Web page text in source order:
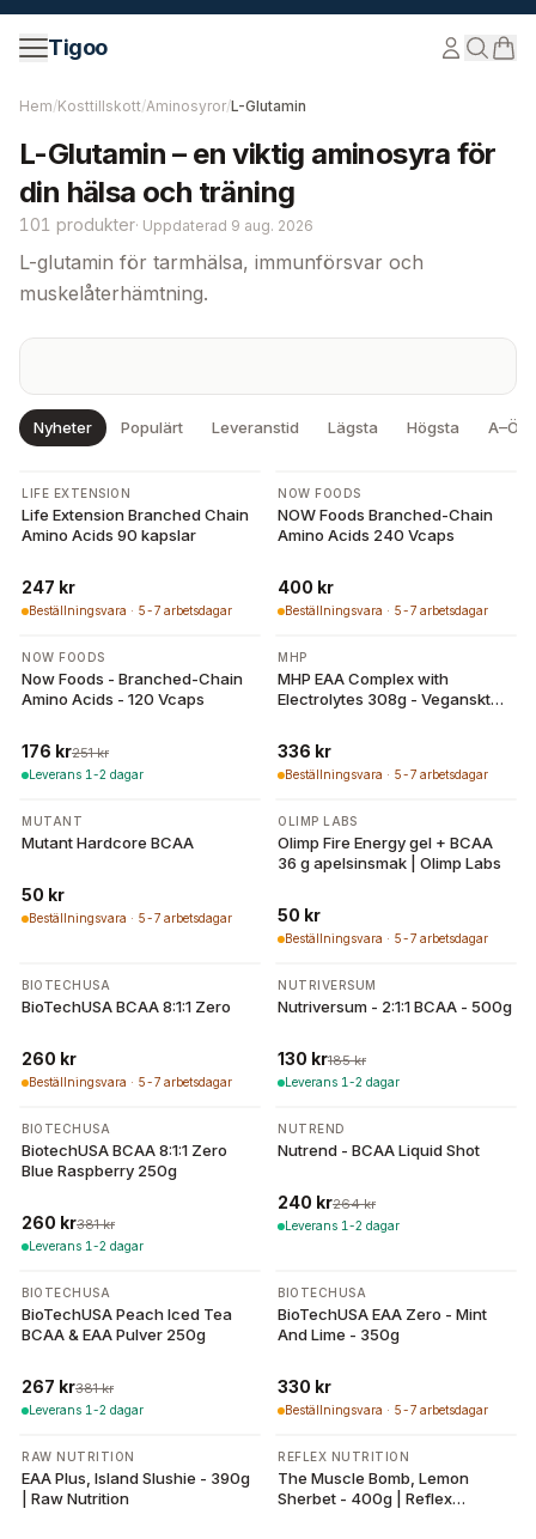
Hoppa till innehåll
Tigoo
Hem/Kosttillskott/Aminosyror/L-Glutamin
L-Glutamin – en viktig aminosyra för
din hälsa och träning
101 produkter· Uppdaterad 9 aug. 2026
L-glutamin för tarmhälsa, immunförsvar och
muskelåterhämtning.
Nyheter Populärt Leveranstid Lägsta Högsta A–Ö
LIFE EXTENSION
Life Extension Branched Chain
Amino Acids 90 kapslar
247 kr
Beställningsvara · 5-7 arbetsdagar
NOW FOODS
NOW Foods Branched-Chain
Amino Acids 240 Vcaps
400 kr
Beställningsvara · 5-7 arbetsdagar
-30%
NOW FOODS
Now Foods - Branched-Chain
Amino Acids - 120 Vcaps
176 kr251 kr
Leverans 1-2 dagar
MHP
MHP EAA Complex with
Electrolytes 308g - Veganskt
336 kr
Beställningsvara · 5-7 arbetsdagar
MUTANT
Mutant Hardcore BCAA
50 kr
Beställningsvara · 5-7 arbetsdagar
OLIMP LABS
Olimp Fire Energy gel + BCAA
36 g apelsinsmak | Olimp Labs
50 kr
Beställningsvara · 5-7 arbetsdagar
BIOTECHUSA
BioTechUSA BCAA 8:1:1 Zero
260 kr
Beställningsvara · 5-7 arbetsdagar
-30%
NUTRIVERSUM
Nutriversum - 2:1:1 BCAA - 500g
130 kr185 kr
Leverans 1-2 dagar
-32%
BIOTECHUSA
BiotechUSA BCAA 8:1:1 Zero
Blue Raspberry 250g
260 kr381 kr
Leverans 1-2 dagar
-9%
NUTREND
Nutrend - BCAA Liquid Shot
240 kr264 kr
Leverans 1-2 dagar
-30%
BIOTECHUSA
BioTechUSA Peach Iced Tea
BCAA & EAA Pulver 250g
267 kr381 kr
Leverans 1-2 dagar
BIOTECHUSA
BioTechUSA EAA Zero - Mint
And Lime - 350g
330 kr
Beställningsvara · 5-7 arbetsdagar
RAW NUTRITION
EAA Plus, Island Slushie - 390g
| Raw Nutrition
REFLEX NUTRITION
The Muscle Bomb, Lemon
Sherbet - 400g | Reflex